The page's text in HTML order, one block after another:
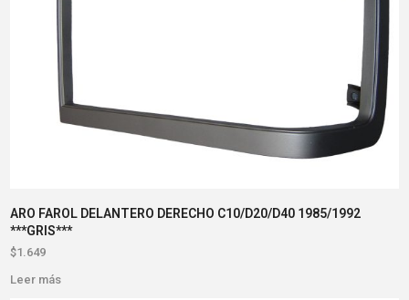
ARO FAROL DELANTERO DERECHO C10/D20/D40 1985/1992
***GRIS***
$1.649
Leer más